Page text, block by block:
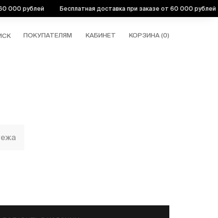
рублей Бесплатная доставка при заказе от 60 000 рублей
ПОКУПАТЕЛЯМ КАБИНЕТ КОРЗИНА (0)